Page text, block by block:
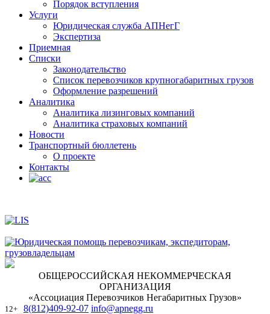
Порядок вступления
Услуги
Юридическая служба АПНегГ
Экспертиза
Приемная
Списки
Законодательство
Список перевозчиков крупногабаритных грузов
Оформление разрешений
Аналитика
Аналитика лизинговых компаний
Aналитика страховых компаний
Новости
Транспортный бюллетень
О проекте
Контакты
ОБЩЕРОССИЙСКАЯ НЕКОММЕРЧЕСКАЯ
ОРГАНИЗАЦИЯ
«Ассоциация Перевозчиков Негабаритных Грузов»
12+ 8(812)409-92-07 info@apnegg.ru